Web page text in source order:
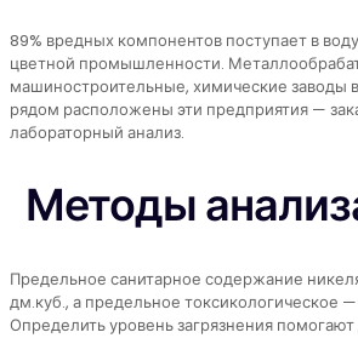
89% вредных компонентов поступает в
цветной промышленности.
машиностроительные, химические заводы
рядом расположены эти предприятия —
лабораторный анализ.
Методы
Предельное санитарное содержание
дм.куб., а предельное токсикологическое
Определить уровень загрязнения